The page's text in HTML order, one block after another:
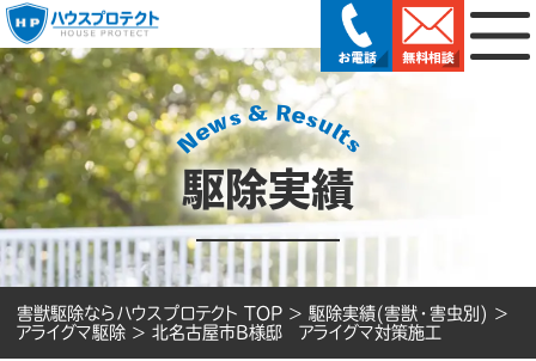
駆除実績
害獣駆除ならハウスプロテクト TOP > 駆除実績(害獣・害虫別) >
アライグマ駆除 > 北名古屋市B様邸 アライグマ対策施工